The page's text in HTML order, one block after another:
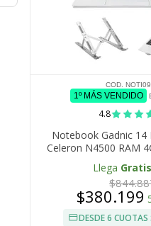
COD.
1º MÁS VENDIDO
4.8
Notebook Gadnic 14
Celeron N4500 RAM
Cámara Frontal
Llega Gratis
$380.199
DESDE 6 CUOTAS